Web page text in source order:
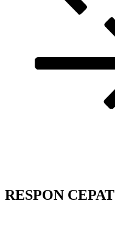
RESPON CEPAT